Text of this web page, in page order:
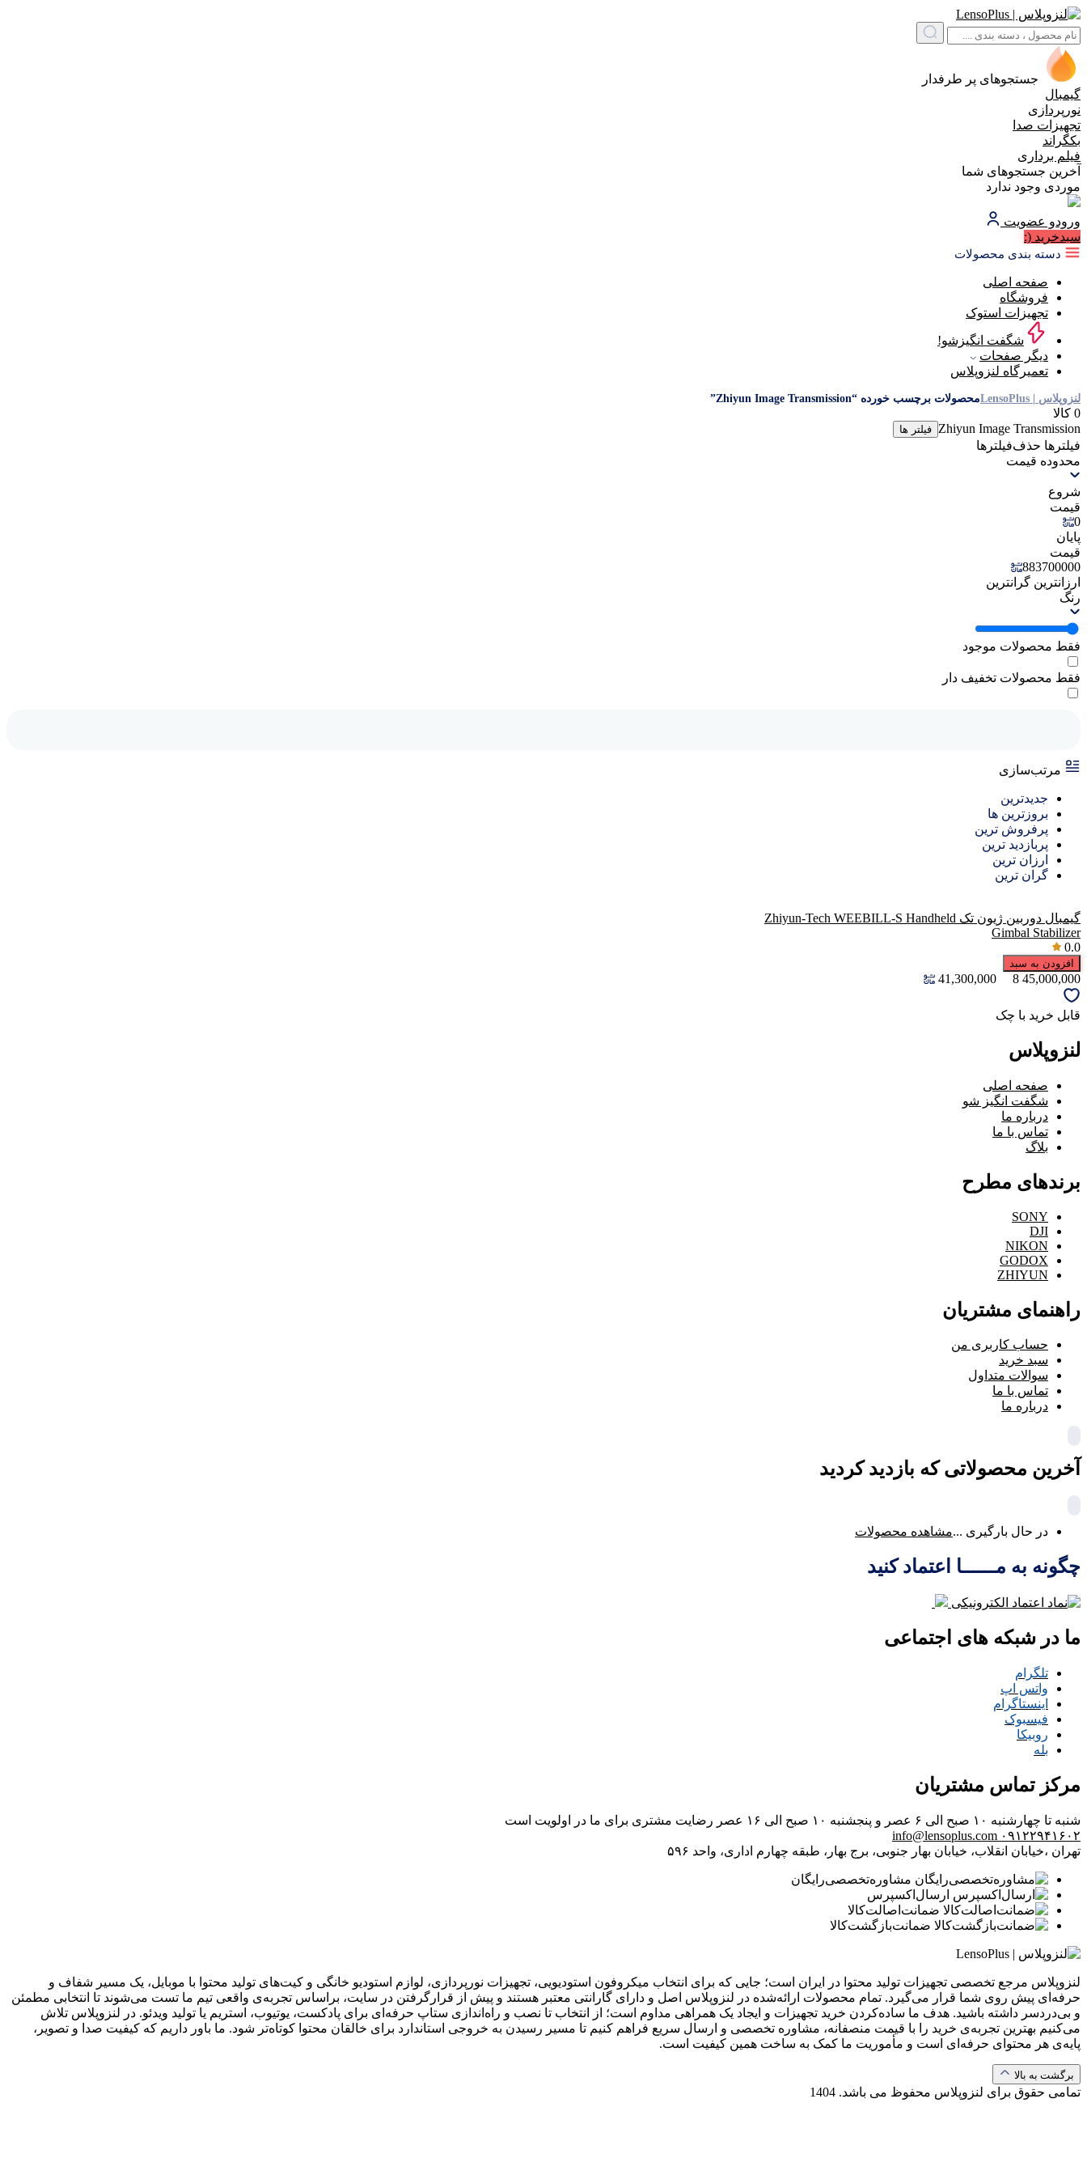
جستجوهای پر طرفدار
گیمبال
نورپردازی
تجهیزات صدا
بکگراند
فیلم برداری
آخرین جستجوهای شما
موردی وجود ندارد
ورودو عضویت
سبد‌خرید (:
دسته بندی محصولات
صفحه اصلی
فروشگاه
تجهیزات استوک
شگفت انگیزشو!
دیگر صفحات
تعمیرگاه لنزوپلاس
لنزوپلاس | LensoPlus محصولات برچسب خورده “Zhiyun Image Transmission”
0 کالا
Zhiyun Image Transmission فیلتر ها
فیلترها حذف‌فیلتر‌ها
محدوده قیمت
شروع
قیمت
0
پایان
قیمت
883700000
ارزانترین گرانترین
رنگ
فقط محصولات موجود
فقط محصولات تخفیف دار
مرتب‌سازی
جدیدترین
بروزترین ها
پرفروش ترین
پربازدید ترین
ارزان ترین
گران ترین
گیمبال دوربین ژیون تک Zhiyun-Tech WEEBILL-S Handheld
Gimbal Stabilizer
0.0
افزودن به سبد
45,000,000
8
41,300,000
قابل خرید با چک
لنزوپلاس
صفحه اصلی
شگفت انگیز شو
درباره ما
تماس با ما
بلاگ
برندهای مطرح
SONY
DJI
NIKON
GODOX
ZHIYUN
راهنمای مشتریان
حساب کاربری من
سبد خرید
سوالات متداول
تماس با ما
درباره ما
آخرین محصولاتی که بازدید کردید
در حال بارگیری ...مشاهده محصولات
چگونه به مــــــا اعتماد کنید
ما در شبکه های اجتماعی
تلگرام
واتس اپ
اینستاگرام
فیسبوک
روبیکا
بله
مرکز تماس مشتریان
شنبه تا چهارشنبه ۱۰ صبح الی ۶ عصر و پنجشنبه ۱۰ صبح الی ۱۶ عصر
رضایت مشتری برای ما در اولویت است
۰۹۱۲۲۹۴۱۶۰۲ info@lensoplus.com
تهران ،خیابان انقلاب، خیابان بهار جنوبی، برج بهار، طبقه چهارم اداری، واحد ۵۹۶
مشاوره‌تخصصی‌رایگان
ارسال‌اکسپرس
ضمانت‌اصالت‌کالا
ضمانت‌بازگشت‌کالا
لنزوپلاس مرجع تخصصی تجهیزات تولید محتوا در ایران است؛ جایی که برای انتخاب میکروفون استودیویی، تجهیزات نورپردازی، لوازم استودیو خانگی و کیت‌های تولید محتوا با موبایل، یک مسیر شفاف و
حرفه‌ای پیش روی شما قرار می‌گیرد. تمام محصولات ارائه‌شده در لنزوپلاس اصل و دارای گارانتی معتبر هستند و پیش از قرارگرفتن در سایت، براساس تجربه‌ی واقعی تیم ما تست می‌شوند تا انتخابی مطمئن
و بی‌دردسر داشته باشید. هدف ما ساده‌کردن خرید تجهیزات و ایجاد یک همراهی مداوم است؛ از انتخاب تا نصب و راه‌اندازی ستاپ حرفه‌ای برای پادکست، یوتیوب، استریم یا تولید ویدئو. در لنزوپلاس تلاش
می‌کنیم بهترین تجربه‌ی خرید را با قیمت منصفانه، مشاوره تخصصی و ارسال سریع فراهم کنیم تا مسیر رسیدن به خروجی استاندارد برای خالقان محتوا کوتاه‌تر شود. ما باور داریم که کیفیت صدا و تصویر،
پایه‌ی هر محتوای حرفه‌ای است و مأموریت ما کمک به ساخت همین کیفیت است.
برگشت به بالا
تمامی حقوق برای لنزوپلاس محفوظ می باشد. 1404